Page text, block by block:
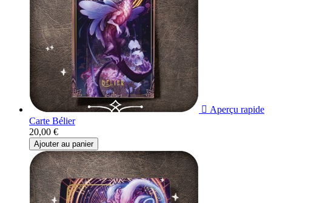
 Aperçu rapide
Carte Bélier
20,00 €
Ajouter au panier